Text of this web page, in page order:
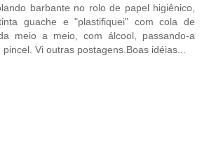
barbante no rolo de papel higiênico,
guache e "plastifiquei" com cola de
meio a meio, com álcool, passando-a
Vi outras postagens.Boas idéias...